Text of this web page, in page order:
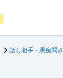
話し相手・愚痴聞き